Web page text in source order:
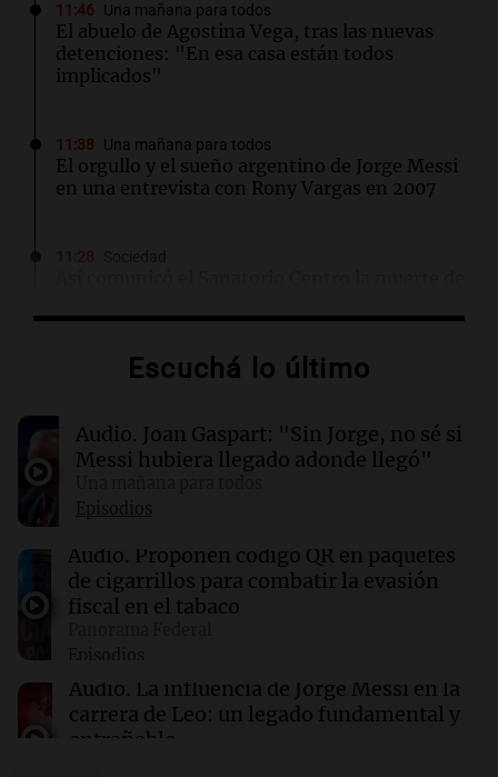
11:46 Una mañana para todos
El abuelo de Agostina Vega, tras las nuevas
detenciones: "En esa casa están todos
implicados"
11:38 Una mañana para todos
El orgullo y el sueño argentino de Jorge Messi
en una entrevista con Rony Vargas en 2007
Sociedad
acompañó a Lionel y su familia
Detuvieron al agresor que golpeó brutalmente
al anciano de 88 años para robarle en
Concepción
10:59 Deportes Rosario
bandera a media asta en Bella Vista
Escuchá lo último
Audio. Joan Gaspart: "Sin Jorge, no sé si
Messi hubiera llegado adonde llegó"
Episodios
Audio. Proponen código QR en paquetes
de cigarrillos para combatir la evasión
fiscal en el tabaco
Episodios
Audio. La influencia de Jorge Messi en la
carrera de Leo: un legado fundamental y
entrañable